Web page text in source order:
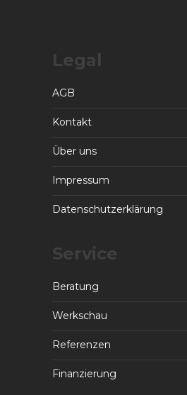
Legal
AGB
Kontakt
Über uns
Impressum
Datenschutzerklärung
Service
Beratung
Werkschau
Referenzen
Finanzierung